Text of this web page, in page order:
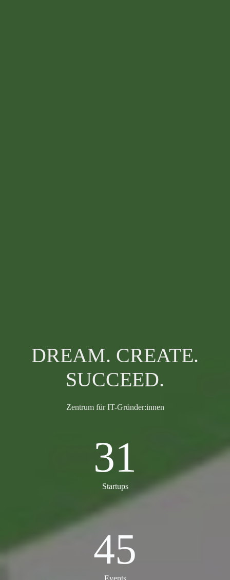
DREAM. CREATE.
SUCCEED.
Zentrum für IT-Gründer:innen
31
Startups
45
Events